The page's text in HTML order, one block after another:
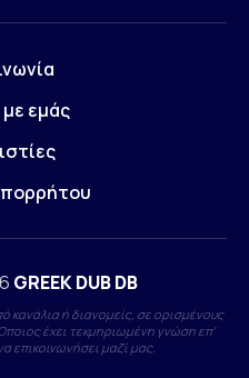
με εμάς
GREEK DUB DB
ή διανομείς, σε ορισμένους
έχει τεκμηριωμένη γνώση επ'
επικοινωνήσει μαζί μας.